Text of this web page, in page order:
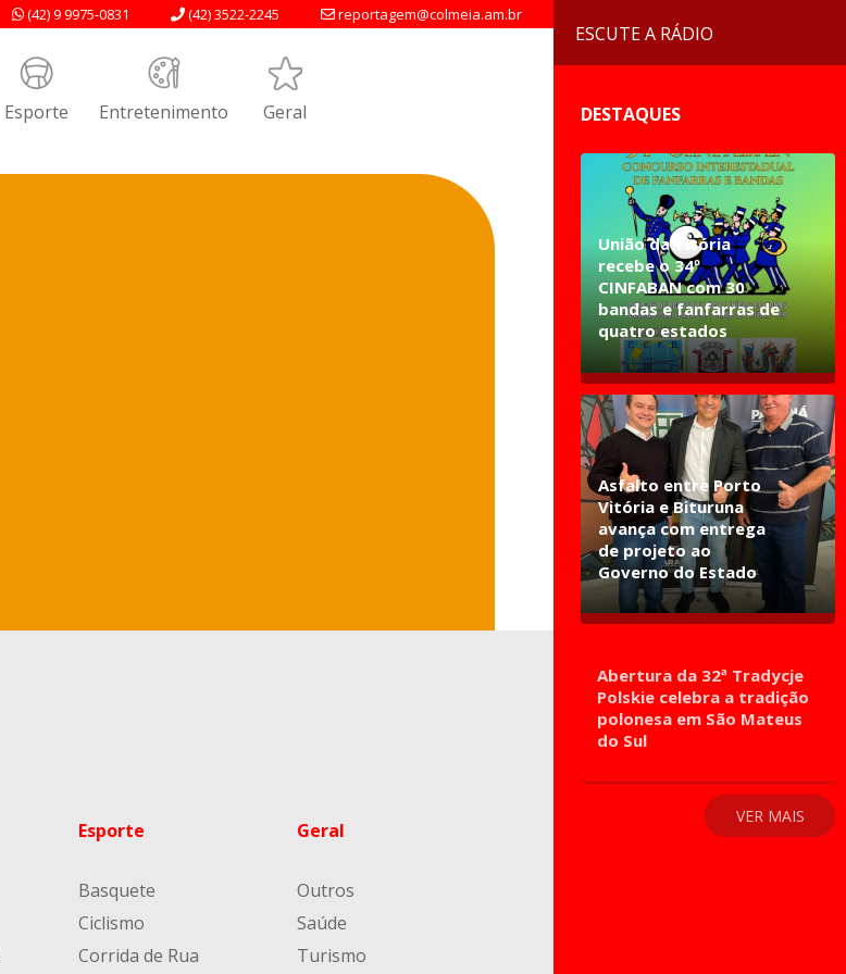
reportagem@colmeia.am.br
(42) 3522-2245
(42) 9 9975-0831
Esporte Entretenimento Geral
Esporte
Basquete
Ciclismo
Corrida de Rua
Geral
Outros
Saúde
Turismo
ESCUTE A RÁDIO
DESTAQUES
União da Vitória
recebe o 34º
CINFABAN com 30
bandas e fanfarras de
quatro estados
Asfalto entre Porto
Vitória e Bituruna
avança com entrega
de projeto ao
Governo do Estado
Abertura da 32ª Tradycje
Polskie celebra a tradição
polonesa em São Mateus
do Sul
VER MAIS